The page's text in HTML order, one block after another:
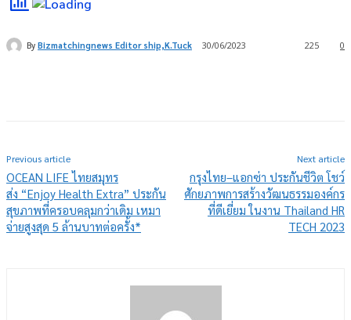
By Bizmatchingnews Editor ship,K.Tuck 30/06/2023 0
225
Previous article
OCEAN LIFE ไทยสมุทร
ส่ง “Enjoy Health Extra” ประกัน
สุขภาพที่ครอบคลุมกว่าเดิม เหมา
จ่ายสูงสุด 5 ล้านบาทต่อครั้ง*
Next article
กรุงไทย–แอกซ่า ประกันชีวิต โชว์
ศักยภาพการสร้างวัฒนธรรมองค์กร
ที่ดีเยี่ยม ในงาน Thailand HR
TECH 2023